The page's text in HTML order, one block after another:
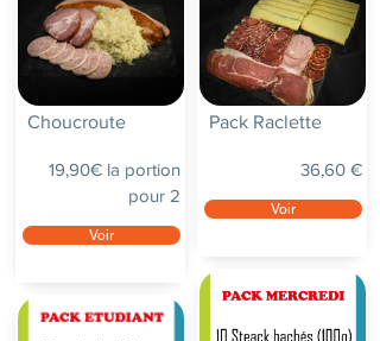
Choucroute
19,90€ la portion
pour 2
Voir
Pack Raclette
36,60 €
Voir